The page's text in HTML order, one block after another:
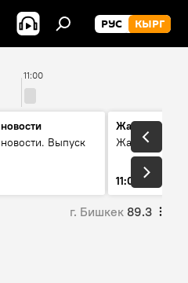
РУС КЫРГ
11:00
Выпуск
Жаңылыктар
Жаңылыктар.
11:01 3 мин
г. Бишкек 89.3